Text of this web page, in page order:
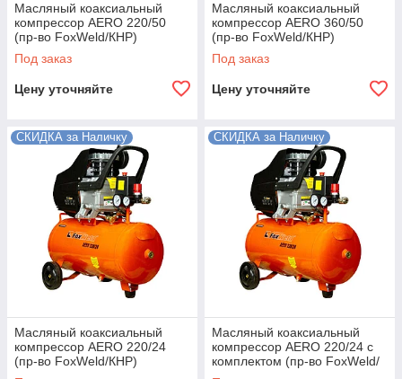
Масляный коаксиальный
компрессор AERO 220/50
(пр-во FoxWeld/КНР)
Под заказ
Цену уточняйте
Масляный коаксиальный
компрессор AERO 360/50
(пр-во FoxWeld/КНР)
Под заказ
Цену уточняйте
СКИДКА за Наличку
Масляный коаксиальный
компрессор AERO 220/24
(пр-во FoxWeld/КНР)
СКИДКА за Наличку
Масляный коаксиальный
компрессор AERO 220/24 с
комплектом (пр-во FoxWeld/
КНР)